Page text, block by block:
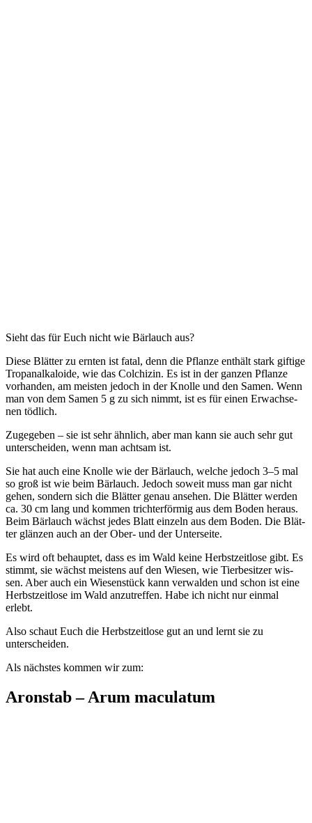
Sieht das für Euch nicht wie Bär­lauch aus?
Die­se Blät­ter zu ern­ten ist fatal, denn die Pflan­ze ent­hält stark gif­ti­ge
Tro­pa­nal­ka­lo­ide, wie das Col­chi­zin. Es ist in der gan­zen Pflan­ze
vor­han­den, am meis­ten jedoch in der Knol­le und den Samen. Wenn
man von dem Samen 5 g zu sich nimmt, ist es für einen Erwach­se­
nen tödlich.
Zuge­ge­ben – sie ist sehr ähn­lich, aber man kann sie auch sehr gut
unter­schei­den, wenn man acht­sam ist.
Sie hat auch eine Knol­le wie der Bär­lauch, wel­che jedoch 3–5 mal
so groß ist wie beim Bär­lauch. Jedoch soweit muss man gar nicht
gehen, son­dern sich die Blät­ter genau anse­hen. Die Blät­ter wer­den
ca. 30 cm lang und kom­men trich­ter­för­mig aus dem Boden her­aus.
Beim Bär­lauch wächst jedes Blatt ein­zeln aus dem Boden. Die Blät­
ter glän­zen auch an der Ober- und der Unterseite.
Es wird oft behaup­tet, dass es im Wald kei­ne Herbst­zeit­lo­se gibt. Es
stimmt, sie wächst meis­tens auf den Wie­sen, wie Tier­be­sit­zer wis­
sen. Aber auch ein Wie­sen­stück kann ver­wal­den und schon ist eine
Herbst­zeit­lo­se im Wald anzu­tref­fen. Habe ich nicht nur ein­mal
erlebt.
Also schaut Euch die Herbst­zeit­lo­se gut an und lernt sie zu
unterscheiden.
Als nächs­tes kom­men wir zum:
Aronstab – Arum maculatum